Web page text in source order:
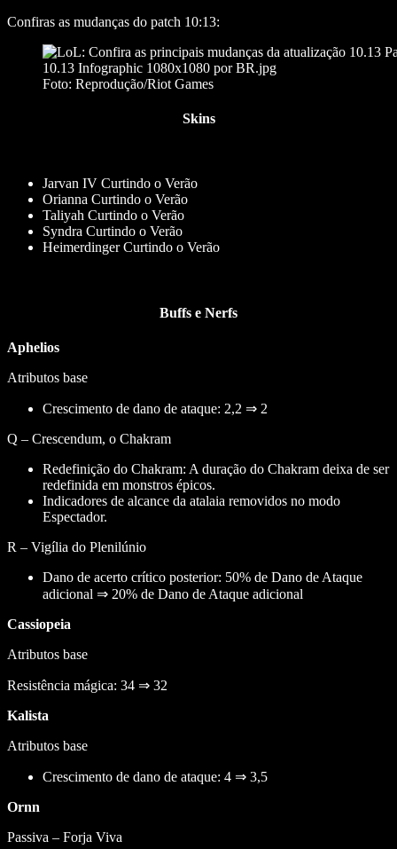
Confiras as mudanças do patch 10:13:
Foto: Reprodução/Riot Games
Skins
Jarvan IV Curtindo o Verão
Orianna Curtindo o Verão
Taliyah Curtindo o Verão
Syndra Curtindo o Verão
Heimerdinger Curtindo o Verão
Buffs e Nerfs
Aphelios
Atributos base
Crescimento de dano de ataque: 2,2 ⇒ 2
Q – Crescendum, o Chakram
Redefinição do Chakram: A duração do Chakram deixa de ser
redefinida em monstros épicos.
Indicadores de alcance da atalaia removidos no modo
Espectador.
R – Vigília do Plenilúnio
Dano de acerto crítico posterior: 50% de Dano de Ataque
adicional ⇒ 20% de Dano de Ataque adicional
Cassiopeia
Atributos base
Resistência mágica: 34 ⇒ 32
Kalista
Atributos base
Crescimento de dano de ataque: 4 ⇒ 3,5
Ornn
Passiva – Forja Viva